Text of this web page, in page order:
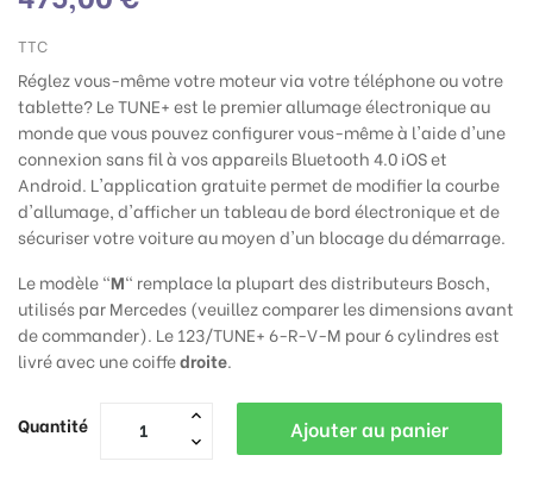
TTC
Réglez vous-même votre moteur via votre téléphone ou votre
tablette? Le TUNE+ est le premier allumage électronique au
monde que vous pouvez configurer vous-même à l'aide d'une
connexion sans fil à vos appareils Bluetooth 4.0 iOS et
Android. L'application gratuite permet de modifier la courbe
d'allumage, d'afficher un tableau de bord électronique et de
sécuriser votre voiture au moyen d'un blocage du démarrage.
Le modèle "M" remplace la plupart des distributeursBosch,
utilisés parMercedes (veuillez comparer les dimensions avant
de commander). Le 123/TUNE+ 6-R-V-M pour 6 cylindres est
livré avec une coiffedroite.
Quantité Ajouter au panier